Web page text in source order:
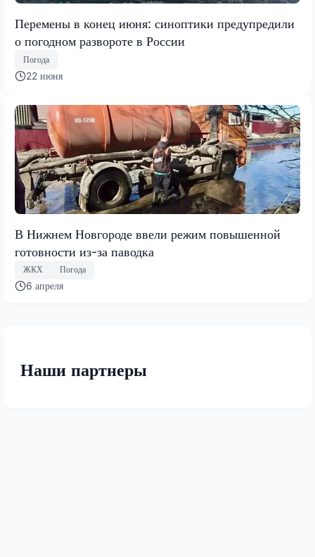
Перемены в конец июня: синоптики предупредили
о погодном развороте в России
Погода
22 июня
В Нижнем Новгороде ввели режим повышенной
готовности из-за паводка
ЖКХ Погода
6 апреля
Наши партнеры